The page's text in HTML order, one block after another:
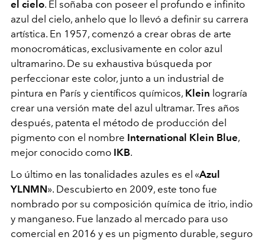
el cielo. Él soñaba con poseer el profundo e infinito
azul del cielo, anhelo que lo llevó a definir su carrera
artística. En 1957, comenzó a crear obras de arte
monocromáticas, exclusivamente en color azul
ultramarino. De su exhaustiva búsqueda por
perfeccionar este color, junto a un industrial de
pintura en París y científicos químicos, Klein lograría
crear una versión mate del azul ultramar. Tres años
después, patenta el método de producción del
pigmento con el nombre International Klein Blue,
mejor conocido como IKB.
Lo último en las tonalidades azules es el «Azul
YLNMN». Descubierto en 2009, este tono fue
nombrado por su composición química de itrio, indio
y manganeso. Fue lanzado al mercado para uso
comercial en 2016 y es un pigmento durable, seguro